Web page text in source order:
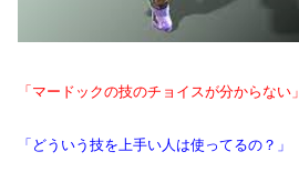
「マードックの技のチョイスが分からない」
「どういう技を上手い人は使ってるの？」